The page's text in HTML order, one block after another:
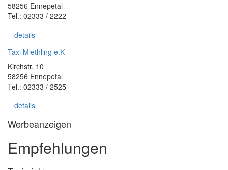
58256 Ennepetal
Tel.: 02333 / 2222
details
Taxi Miethling e.K
Kirchstr. 10
58256 Ennepetal
Tel.: 02333 / 2525
details
Werbeanzeigen
Empfehlungen